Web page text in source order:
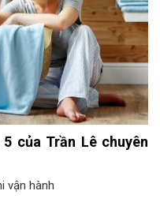
của Trần Lê chuyên
vận hành